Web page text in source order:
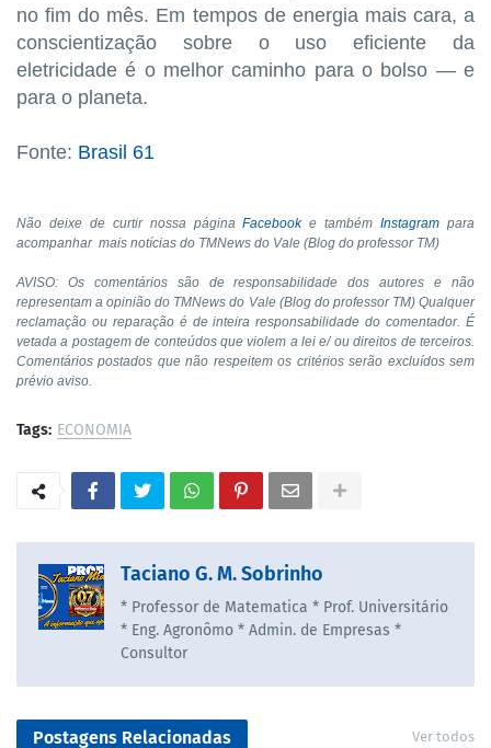
no fim do mês. Em tempos de energia mais cara, a
conscientização sobre o uso eficiente da
eletricidade é o melhor caminho para o bolso — e
para o planeta.
Fonte: Brasil 61
Não deixe de curtir nossa páginaFacebooke tambémInstagram para
acompanhar mais notícias do TMNews do Vale (Blog do professor TM)
AVISO: Os comentários são de responsabilidade dos autores e não
representam a opinião do TMNews do Vale (Blog do professor TM) Qualquer
reclamação ou reparação é de inteira responsabilidade do comentador. É
vetada a postagem de conteúdos que violem a lei e/ ou direitos de terceiros.
Comentários postados que não respeitem os critérios serão excluídos sem
prévio aviso.
Tags: ECONOMIA
Taciano G. M. Sobrinho
* Professor de Matematica * Prof. Universitário
* Eng. Agronômo * Admin. de Empresas *
Consultor
Postagens Relacionadas Ver todos